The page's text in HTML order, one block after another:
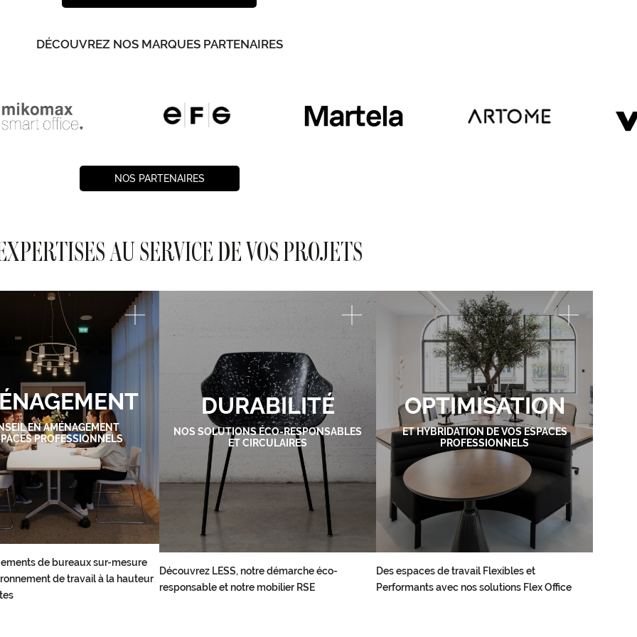
DÉCOUVREZ NOS MARQUES PARTENAIRES
NOS PARTENAIRES
AU SERVICE DE VOS PROJETS
EN AMÉNAGEMENT
PROFESSIONNELS
de bureaux sur-mesure
de travail à la hauteur
DURABILITÉ
NOS SOLUTIONS ÉCO-RESPONSABLES
ET CIRCULAIRES
Découvrez LESS, notre démarche éco-
responsable et notre mobilier RSE
OPTIMISATION
ET HYBRIDATION DE VOS ESPACES
PROFESSIONNELS
Des espaces de travail Flexibles et
Performants avec nos solutions Flex Office